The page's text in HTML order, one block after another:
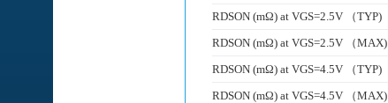
RDSON (mΩ) at VGS=2.5V （TYP)
RDSON (mΩ) at VGS=2.5V （MAX)
RDSON (mΩ) at VGS=4.5V （TYP)
RDSON (mΩ) at VGS=4.5V （MAX)